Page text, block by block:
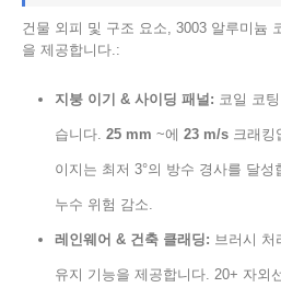
건물 외피 및 구조 요소, 3003 알루미늄
을 제공합니다.:
지붕 이기 & 사이딩 패널: 코일 코
습니다. 25 mm ~에 23 m/s크래킹
이지는 최저 3°의 방수 경사를 달
누수 위험 감소.
레인웨어 & 건축 클래딩: 브러시 처
유지 기능을 제공합니다. 20+ 자외